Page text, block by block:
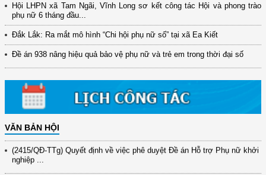
Hội LHPN xã Tam Ngãi, Vĩnh Long sơ kết công tác Hội và phong trào
phụ nữ 6 tháng đầu...
Đắk Lắk: Ra mắt mô hình “Chi hội phụ nữ số” tại xã Ea Kiết
Đề án 938 nâng hiệu quả bảo vệ phụ nữ và trẻ em trong thời đại số
VĂN BẢN HỘI
(12/TB-HĐKH) V/v đăng ký, đề xuất nhiệm vụ Khoa học, công nghệ và
đổi mới ...
(898/KH/ĐCT) Kế hoạch thực hiện Quyết định số 2415/QĐ-TTg ngày
(417/QĐ-BNNMT) Quyết định phê duyệt Chương trình mục tiêu quốc gia
xây dựng ...
(891/KH-ĐCT) Kế hoạch thực hiện Nghị quyết số 72-NQ/TW ngày
9/9/2025 của Bộ ...
(2415/QĐ-TTg) Quyết định về việc phê duyệt Đề án Hỗ trợ Phụ nữ khởi
nghiệp ...